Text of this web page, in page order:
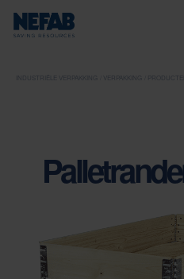
INDUSTRIËLE VERPAKKING VERPAKKING